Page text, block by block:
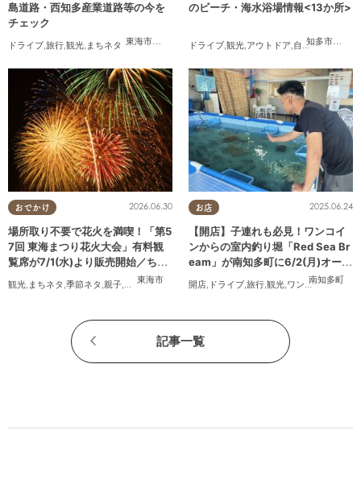
東海市大府市 知多市 ,東浦町,常滑市 南知多町
島道路・西知多産業道路等の今を
チェック
ドライブ,旅行,観光, まちネタ 知多市常滑
のビーチ・海水浴場情報<13か所>
ドライブ,観光,アウトドア,自然 ,まちネタ
おでかけ
東海市
2026.06.30
場所取り不要で花火を満喫！「第5
7回 東海まつり花火大会」有料観
覧席が7/1(水)より販売開始／ちた
まる広告
観光, まちネタ ,季節ネタ ,親子,夫婦,家族 カップル,友人,花火
お店
南知多町
2025.06.24
【開店】子連れも必見！ワンコイ
ンからの室内釣り堀「Red Sea Br
eam」が南知多町に6/2(月)オープ
ン
開店, ドライブ,旅行,観光,ワンコイン
記事一覧